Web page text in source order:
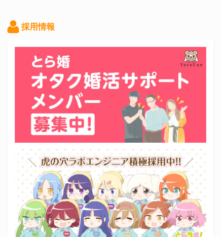
採用情報